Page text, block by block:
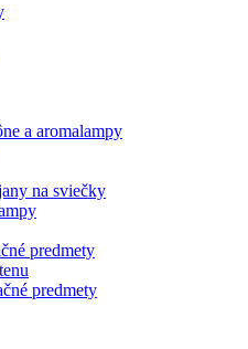
a aromalampy
na sviečky
predmety
predmety